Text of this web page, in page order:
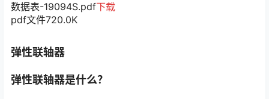
数据表-19094S.pdf下载
pdf文件720.0K
弹性联轴器
弹性联轴器是什么？